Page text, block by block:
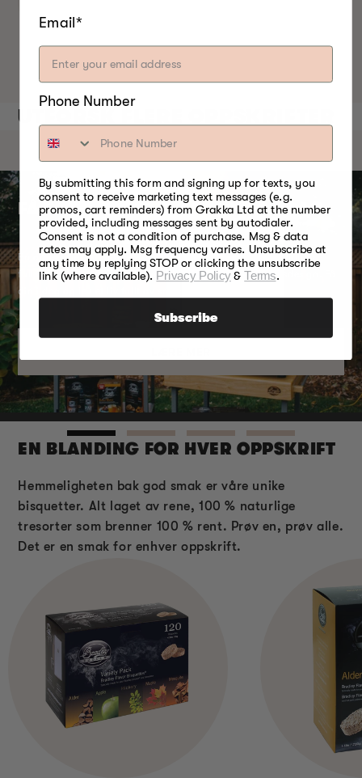
UTFORSK FLERE OPPSKRIFTER
FÅ EN BRADLEY P10 SMOKER I DAG
En arbeidshest som kan røyke i opptil 10 timer uten etterfylling,
fullstendig isolert og profesjonell 76L rustfritt stål kroppsdesign. Få
din i dag og lev et liv fullt av smak.
EN BLANDING FOR HVER OPPSKRIFT
Hemmeligheten bak god smak er våre unike
bisquetter. Alt laget av rene, 100 % naturlige
tresorter som brenner 100 % rent. Prøv en, prøv alle.
Det er en smak for enhver oppskrift.
Email*
Phone Number
By submitting this form and signing up for texts, you
consent to receive marketing text messages (e.g.
promos, cart reminders) from Grakka Ltd at the number
provided, including messages sent by autodialer.
Consent is not a condition of purchase. Msg & data
rates may apply. Msg frequency varies. Unsubscribe at
any time by replying STOP or clicking the unsubscribe
link (where available). Privacy Policy&Terms.
Subscribe